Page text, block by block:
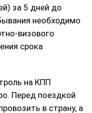
за 5 дней до
необходимо
визового
срока
на КПП
Перед поездкой
в страну, а